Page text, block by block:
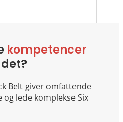
kompetencer
Belt giver omfattende
lede komplekse Six